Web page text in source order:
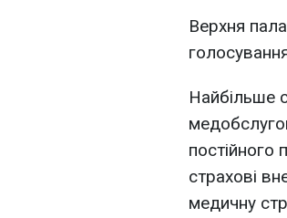
Верхня
Найбільше
постійного
страхові
медичну